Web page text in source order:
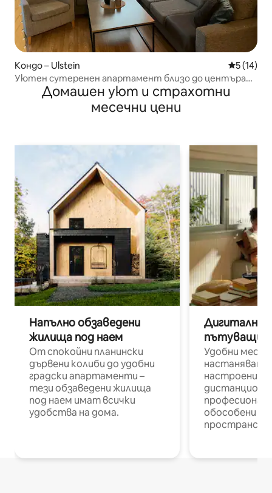
Кондо – Ulstein Средна
5 (14)
Уютен сутеренен апартамент близо до центъра
на Улщайнвик
Домашен уют и страхотни
месечни цени
Напълно обзаведени
жилища под наем
От спокойни планински
дървени колиби до удобни
градски апартаменти –
тези обзаведени жилища
под наем имат всички
удобства на дома.
Дигитални
пътуващи
Удобни
настаняване
настроени и
обособени